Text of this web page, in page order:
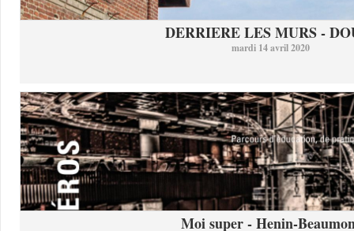
DERRIERE LES MURS -
mardi 14 avril 2020
Moi super - Henin-